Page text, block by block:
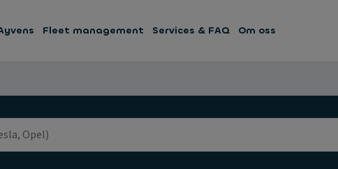
Fleet management Services & FAQ Om oss